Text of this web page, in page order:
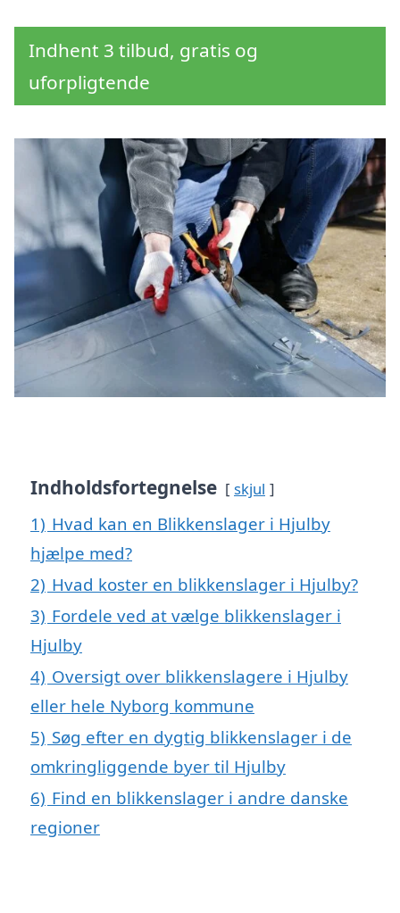
Indhent 3 tilbud, gratis og
uforpligtende
Indholdsfortegnelse skjul
1) Hvad kan en Blikkenslager i Hjulby
hjælpe med?
2) Hvad koster en blikkenslager i Hjulby?
3) Fordele ved at vælge blikkenslager i
Hjulby
4) Oversigt over blikkenslagere i Hjulby
eller hele Nyborg kommune
5) Søg efter en dygtig blikkenslager i de
omkringliggende byer til Hjulby
6) Find en blikkenslager i andre danske
regioner